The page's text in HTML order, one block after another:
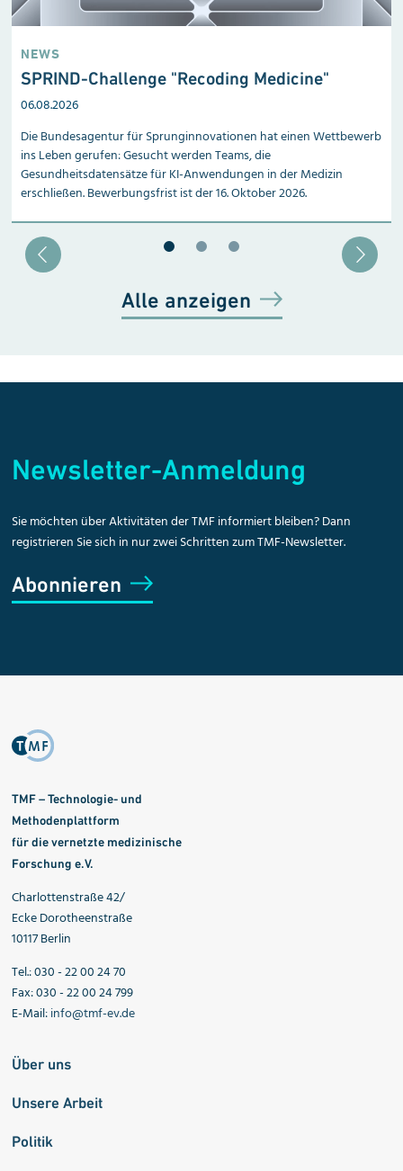
NEWS
SPRIND-Challenge "Recoding Medicine"
06.08.2026
Die Bundesagentur für Sprunginnovationen hat einen Wettbewerb
ins Leben gerufen: Gesucht werden Teams, die
Gesundheitsdatensätze für KI-Anwendungen in der Medizin
erschließen. Bewerbungsfrist ist der 16. Oktober 2026.
Alle anzeigen
Newsletter-Anmeldung
Sie möchten über Aktivitäten der TMF informiert bleiben? Dann
registrieren Sie sich in nur zwei Schritten zum TMF-Newsletter.
Abonnieren
TMF – Technologie- und
Methodenplattform
für die vernetzte medizinische
Forschung e.V.
Charlottenstraße 42/
Ecke Dorotheenstraße
10117 Berlin
Tel.: 030 - 22 00 24 70
Fax: 030 - 22 00 24 799
E-Mail:info@tmf-ev.de
Über uns
Unsere Arbeit
Politik